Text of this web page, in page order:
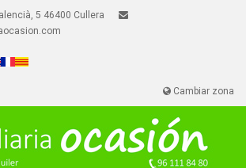
5 46400 Cullera
Cambiar zona